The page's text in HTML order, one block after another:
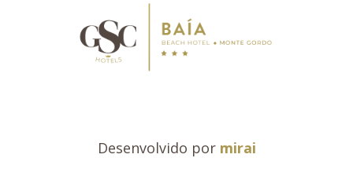
Desenvolvido por mirai